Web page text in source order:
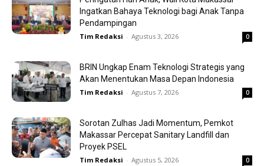
Ingatkan Bahaya Teknologi bagi Anak Tanpa
Pendampingan
Tim Redaksi - Agustus 3, 2026 0
BRIN Ungkap Enam Teknologi Strategis yang
Akan Menentukan Masa Depan Indonesia
Tim Redaksi - Agustus 7, 2026 0
Sorotan Zulhas Jadi Momentum, Pemkot
Makassar Percepat Sanitary Landfill dan
Proyek PSEL
Tim Redaksi - Agustus 5, 2026 0